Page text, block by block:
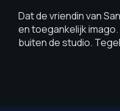
Dat de vriendin van
en toegankelijk
buiten de studio.